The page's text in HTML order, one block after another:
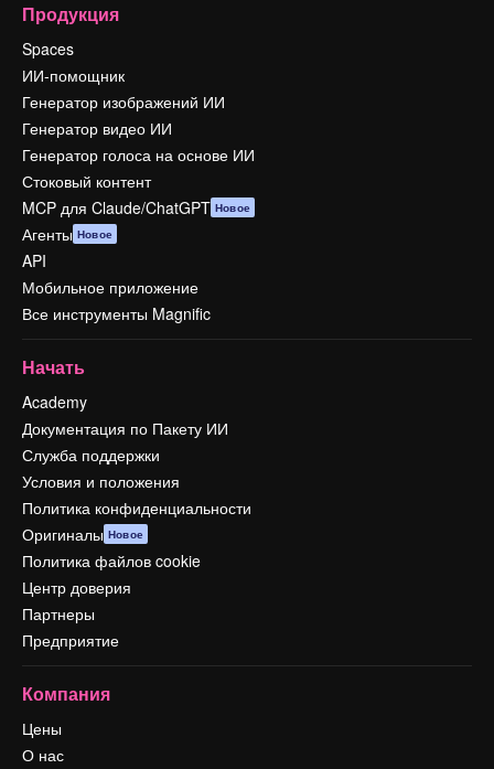
Продукция
Spaces
ИИ-помощник
Генератор изображений ИИ
Генератор видео ИИ
Генератор голоса на основе ИИ
Стоковый контент
MCP для Claude/ChatGPT Новое
Агенты Новое
API
Мобильное приложение
Все инструменты Magnific
Начать
Academy
Документация по Пакету ИИ
Служба поддержки
Условия и положения
Политика конфиденциальности
Оригиналы Новое
Политика файлов cookie
Центр доверия
Партнеры
Предприятие
Компания
Цены
О нас